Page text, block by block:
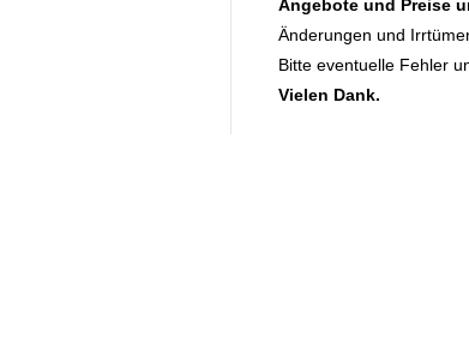
Angebote und Preise
Änderungen und
Bitte eventuelle Fehler
Vielen Dank.